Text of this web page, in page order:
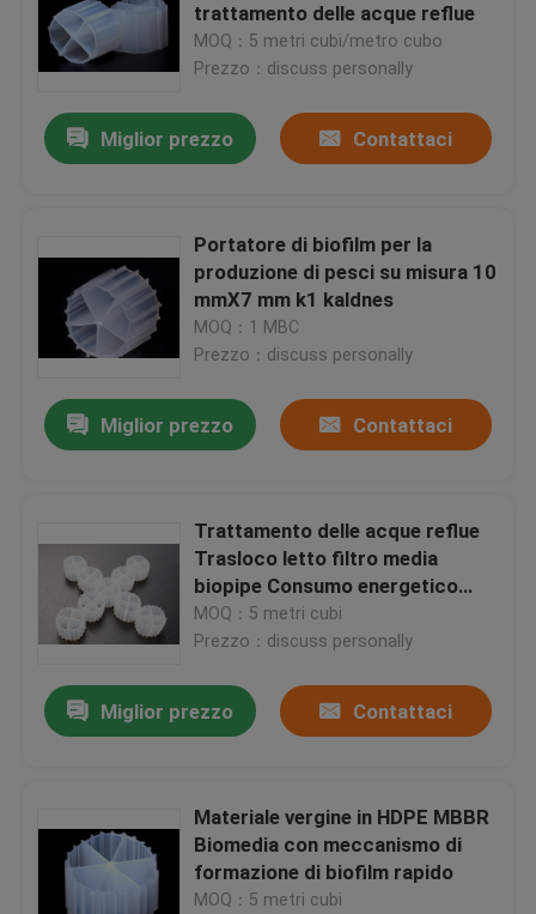
trattamento delle acque reflue
MOQ：5 metri cubi/metro cubo
Prezzo：discuss personally
Miglior prezzo Contattaci
Portatore di biofilm per la
produzione di pesci su misura 10
mmX7 mm k1 kaldnes
MOQ：1 MBC
Prezzo：discuss personally
Miglior prezzo Contattaci
Trattamento delle acque reflue
Trasloco letto filtro media
biopipe Consumo energetico
inferiore media fab k1 11*7mm
colore bianco
MOQ：5 metri cubi
Prezzo：discuss personally
Miglior prezzo Contattaci
Materiale vergine in HDPE MBBR
Biomedia con meccanismo di
formazione di biofilm rapido
MOQ：5 metri cubi